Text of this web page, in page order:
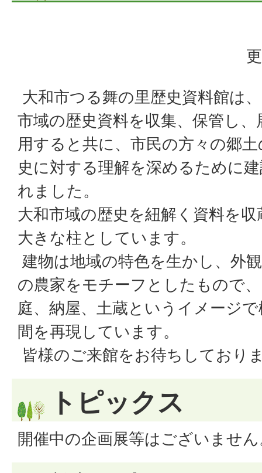
大和市つる舞の里歴史資料館は
市域の歴史資料を収集、保管し、
用すると共に、市民の方々の郷
史に対する理解を深めるために
れました。
大和市域の歴史を紐解く資料を
大きな柱としています。
建物は地域の特色を生かし、外
の農家をモチーフとしたもので
庭、納屋、土蔵というイメージ
間を再現しています。
皆様のご来館をお待ちしており
トピックス
開催中の企画展等はございませ